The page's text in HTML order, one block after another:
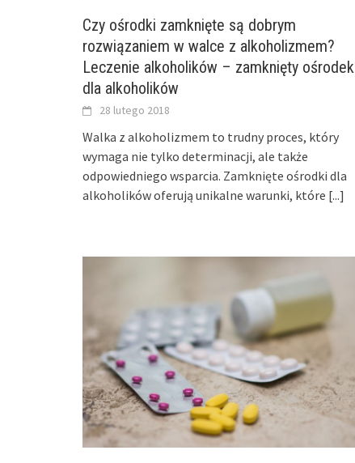
Czy ośrodki zamknięte są dobrym
rozwiązaniem w walce z alkoholizmem?
Leczenie alkoholików – zamknięty ośrodek
dla alkoholików
28 lutego 2018
Walka z alkoholizmem to trudny proces, który
wymaga nie tylko determinacji, ale także
odpowiedniego wsparcia. Zamknięte ośrodki dla
alkoholików oferują unikalne warunki, które [...]